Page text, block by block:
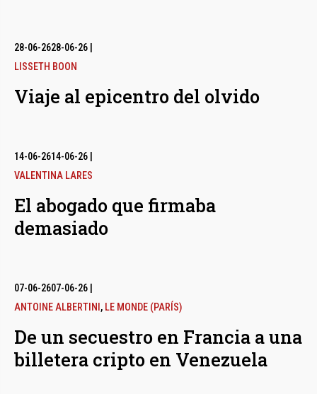
28-06-2628-06-26
LISSETH BOON
Viaje al epicentro del olvido
14-06-2614-06-26
VALENTINA LARES
El abogado que firmaba
demasiado
07-06-2607-06-26
ANTOINE ALBERTINI , LE MONDE (PARÍS)
De un secuestro en Francia a una
billetera cripto en Venezuela